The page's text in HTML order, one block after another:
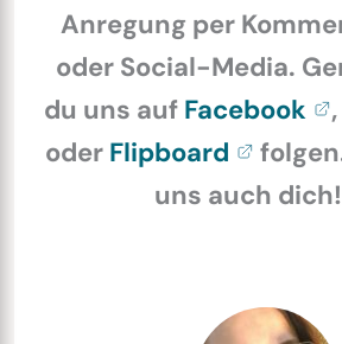
Anregung per
oder Social-Media.
du uns auf Facebook ,
oder Flipboard
uns auch dich!